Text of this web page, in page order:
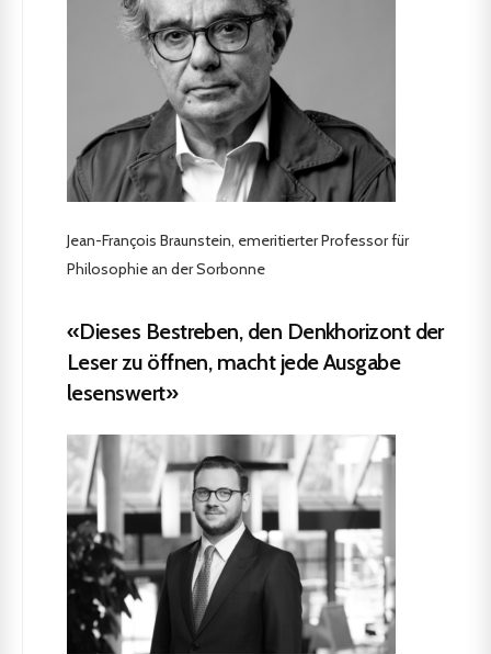
Jean-François Braunstein, emeritierter Professor für
Philosophie an der Sorbonne
«Dieses Bestreben, den Denkhorizont der
Leser zu öffnen, macht jede Ausgabe
lesenswert»